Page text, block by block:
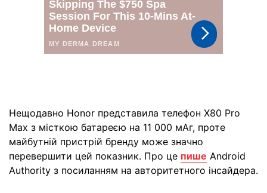
Нещодавно Honor представила телефон X80 Pro
Max з місткою батареєю на 11 000 мАг, проте
майбутній пристрій бренду може значно
перевершити цей показник. Про це пише Android
Authority з посиланням на авторитетного інсайдера.